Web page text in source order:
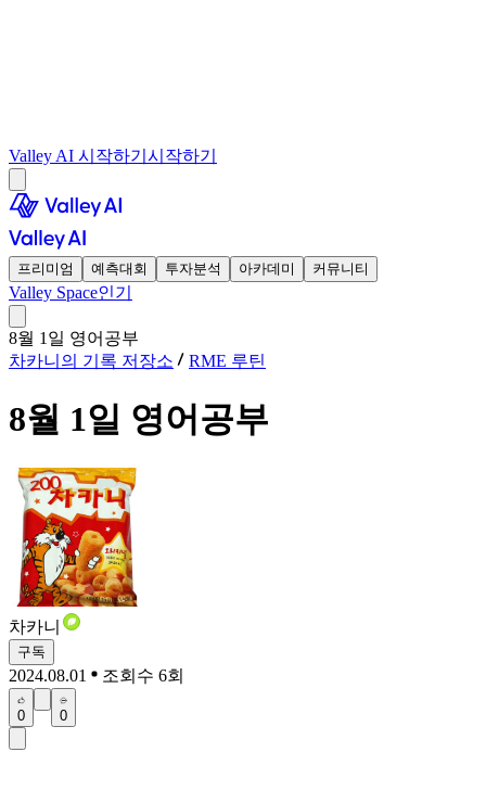
Valley AI 시작하기 시작하기
프리미엄 예측대회 투자분석 아카데미 커뮤니티
Valley Space인기
8월 1일 영어공부
차카니의 기록 저장소
RME 루틴
8월 1일 영어공부
차카니
구독
2024.08.01 조회수 6회
0 0